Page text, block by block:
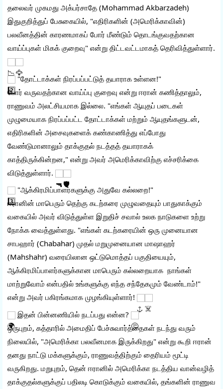
தலைவர் முகமது அக்பர்சாதே (Mohammad Akbarzadeh)
இதுகுறித்துப் பேசுகையில், "எதிரிகளின் (அமெரிக்காவின்)
பலவீனத்தின் காரணமாகப் போர் மீண்டும் தொடங்குவதற்கான
"தோட்டாக்கள் நிரப்பப்பட்டுத் தயாராக உள்ளன!"
போர் வருவதற்கான வாய்ப்பு குறைவு என்று ஈரான் கணித்தாலும்,
ராணுவம் அலட்சியமாக இல்லை. "எங்கள் ஆயுதப் படைகள்
முழுமையாக நிரப்பப்பட்ட தோட்டாக்கள் மற்றும் ஆயுதங்களுடன்,
எதிரிகளின் அசைவுகளைக் கண்காணித்து எப்போது
வேண்டுமானாலும் தாக்குதல் நடத்தத் தயாராகக்
காத்திருக்கின்றன," என்று அவர் அமெரிக்காவிற்கு எச்சரிக்கை
விடுத்துள்ளார்.
"ஆக்கிரமிப்பாளர்களுக்கு அதுவே கல்லறை!"
ஈரானின் மாபெரும் தெற்கு கடற்கரை முழுவதையும் பாதுகாக்கும்
வகையில் அவர் விடுத்துள்ள இறுதிச் சவால் உலக நாடுகளை உற்று
நோக்க வைத்துள்ளது. "எங்கள் கடற்கரையின் ஒரு முனையான
சாபஹார் (Chabahar) முதல் மறுமுனையான மாஷாஹர்
(Mahshahr) வரையிலான ஒட்டுமொத்தப் பகுதியையும்,
ஆக்கிரமிப்பாளர்களுக்கான மாபெரும் கல்லறையாக  நாங்கள்
மாற்றுவோம் என்பதில் உங்களுக்கு எந்த சந்தேகமும் வேண்டாம்!"
என்று அவர் பகிரங்கமாக முழங்கியுள்ளார்!
இதன் பின்னணியில் நடப்பது என்ன?
ஒருபுறம், கத்தாரில் அமைதிப் பேச்சுவார்த்தைகள் நடந்து வரும்
நிலையில், "அமெரிக்கா பலவீனமாக இருக்கிறது" என்று கூறி ஈரான்
தனது நாட்டு மக்களுக்கும், ராணுவத்திற்கும் தைரியம் மூட்டி
வருகிறது. மறுபுறம், தென் ஈரானில் அமெரிக்கா நடத்திய வான்வழித்
தாக்குதல்களுக்குப் பதிலடி கொடுக்கும் வகையில், தங்களின் ராணுவ